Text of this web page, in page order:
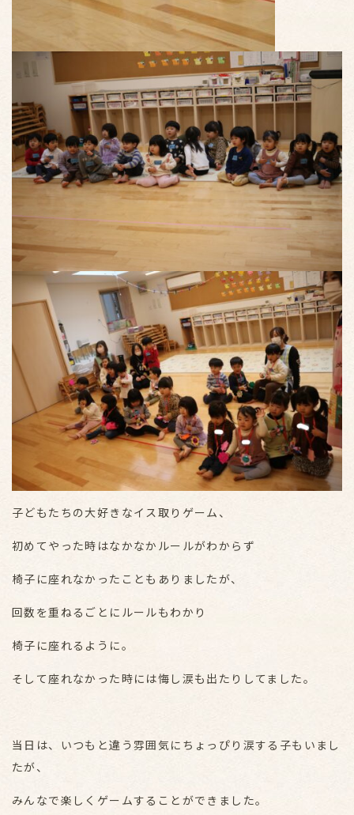
子どもたちの大好きなイス取りゲーム、
初めてやった時はなかなかルールがわからず
椅子に座れなかったこともありましたが、
回数を重ねるごとにルールもわかり
椅子に座れるように。
そして座れなかった時には悔し涙も出たりしてました。
当日は、いつもと違う雰囲気にちょっぴり涙する子もいまし
たが、
みんなで楽しくゲームすることができました。